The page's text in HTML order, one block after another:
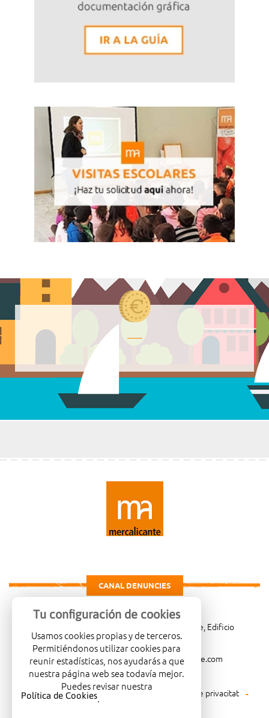
CANAL DENUNCIES
Carretera de Madrid Km. 4, 03007 Alicante, Edificio
Administrativo, planta 3ª
966081001
merca@mercalicante.com
Avís legal Política de cookies
Política de privacitat
Política mediambiental
Tu configuración de cookies
Usamos cookies propias y de terceros.
Permitiéndonos utilizar cookies para
reunir estadísticas, nos ayudarás a que
nuestra página web sea todavía mejor.
Puedes revisar nuestra
Política de Cookies.